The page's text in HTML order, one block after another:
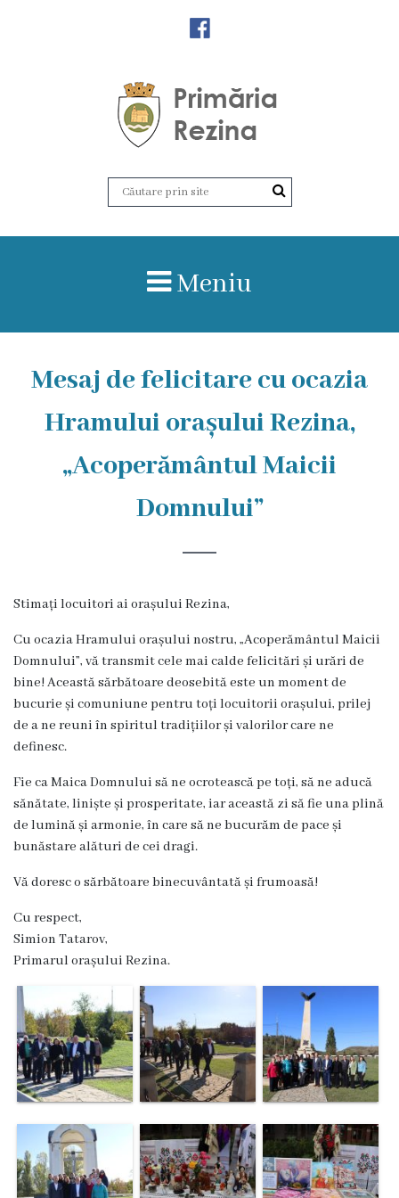
Amalgamare
în
Rezina
Primăria
Primarul
Aparatul
primăriei
Competențele
Dispozițiile
primarului
Plăți
salariale
încasate
Întreprinderi
subordonate
Grădinița
,,Leagănul
copilăriei”
Meniu
Mesaj de felicitare cu ocazia
Hramului orașului Rezina,
„Acoperământul Maicii
Domnului”
Stimați locuitori ai orașului Rezina,
Cu ocazia Hramului orașului nostru, „Acoperământul Maicii
Domnului”, vă transmit cele mai calde felicitări și urări de
bine! Această sărbătoare deosebită este un moment de
bucurie și comuniune pentru toți locuitorii orașului, prilej
de a ne reuni în spiritul tradițiilor și valorilor care ne
definesc.
Fie ca Maica Domnului să ne ocrotească pe toți, să ne aducă
sănătate, liniște și prosperitate, iar această zi să fie una plină
de lumină și armonie, în care să ne bucurăm de pace și
bunăstare alături de cei dragi.
Vă doresc o sărbătoare binecuvântată și frumoasă!
Cu respect,
Simion Tatarov,
Primarul orașului Rezina.